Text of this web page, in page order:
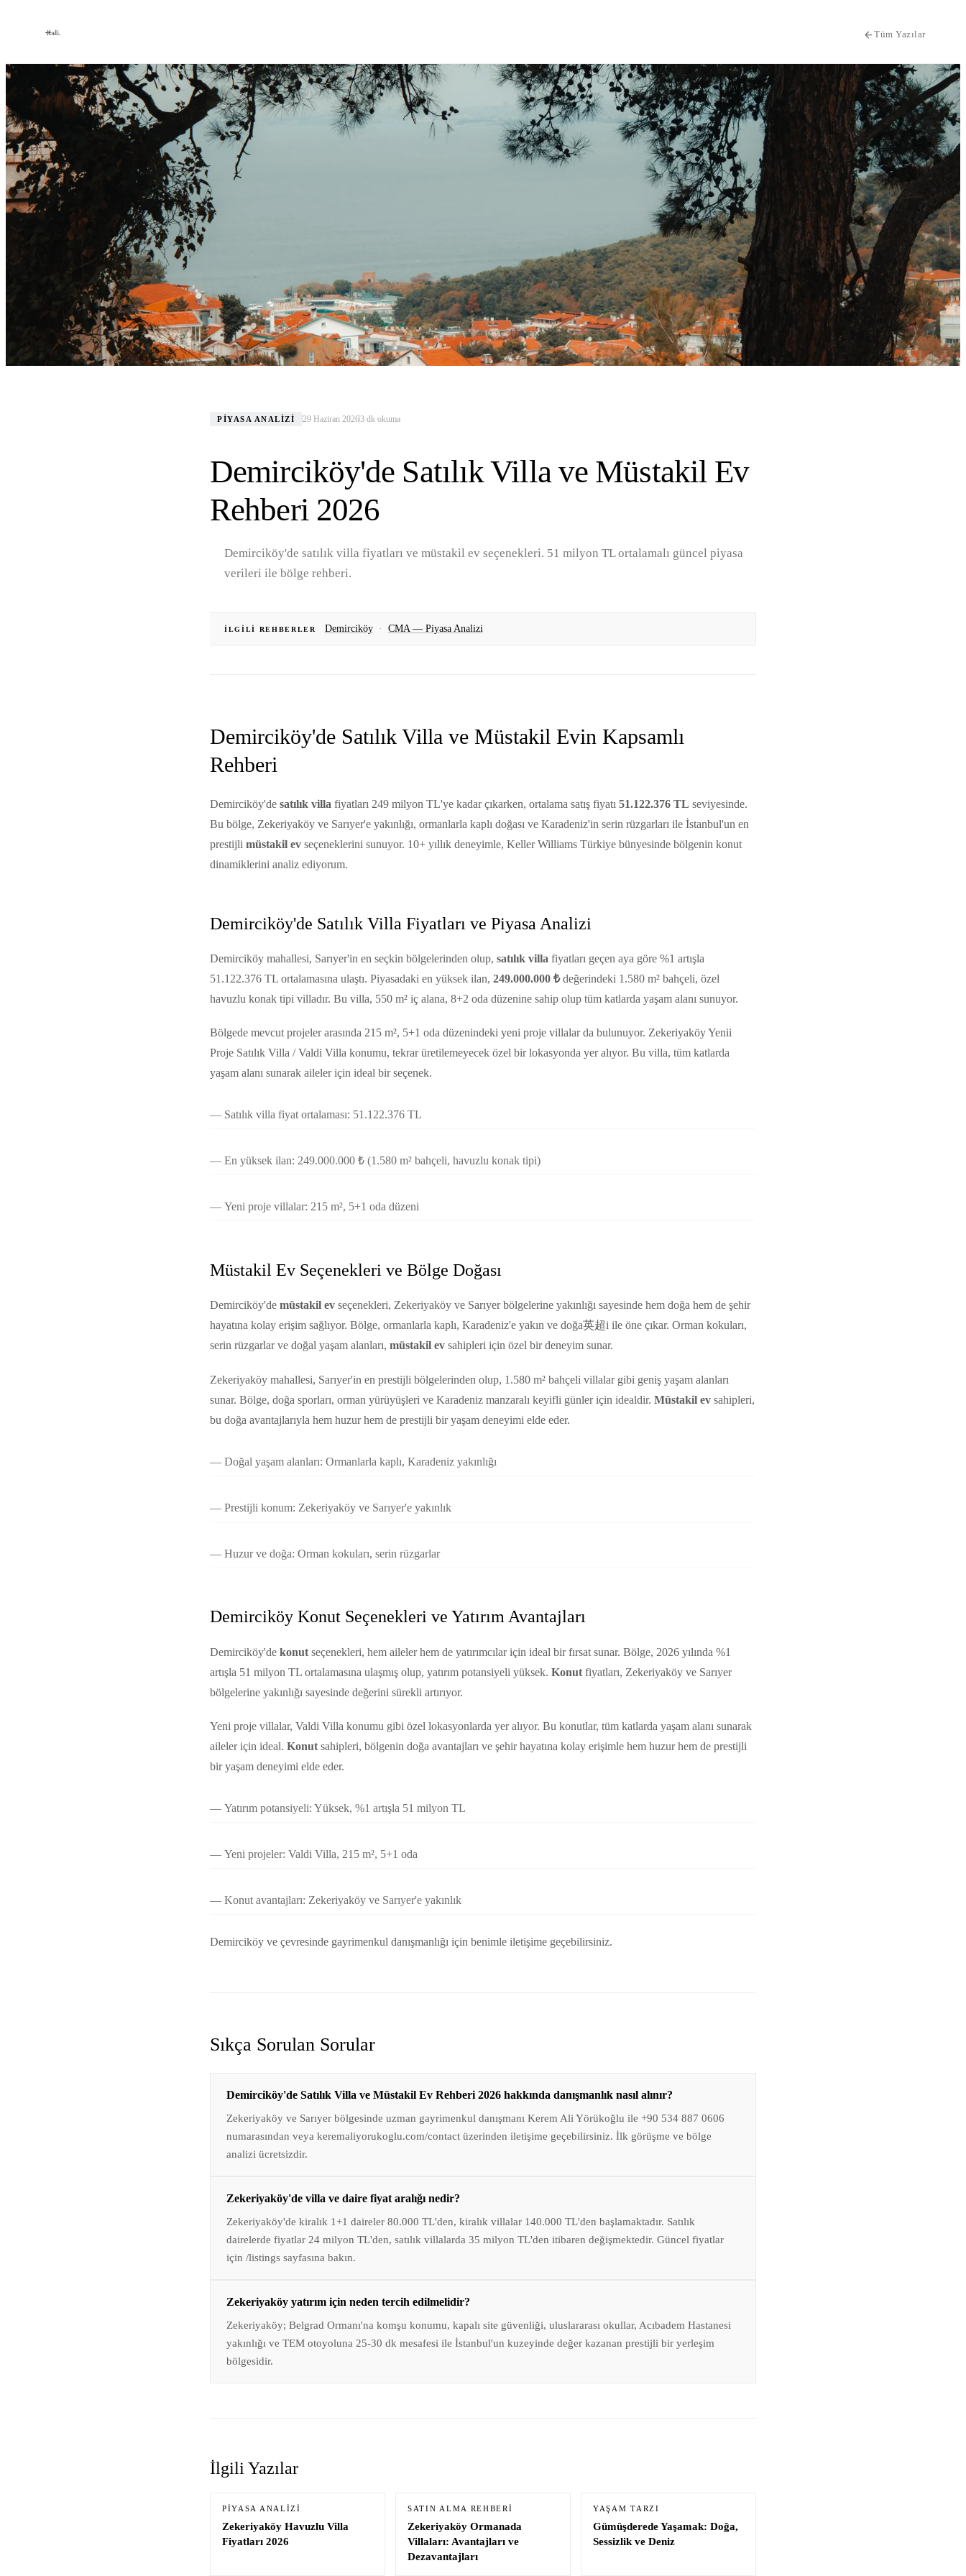
Tüm Yazılar
PIYASA ANALIZI 29 Haziran 20263 dk okuma
Demirciköy'de Satılık Villa ve Müstakil Ev
Rehberi 2026
Demirciköy'de satılık villa fiyatları ve müstakil ev seçenekleri. 51 milyon TL ortalamalı güncel piyasa
verileri ile bölge rehberi.
İLGILI REHBERLER Demirciköy · CMA — Piyasa Analizi
Demirciköy'de Satılık Villa ve Müstakil Evin Kapsamlı
Rehberi
Demirciköy'de satılık villa fiyatları 249 milyon TL'ye kadar çıkarken, ortalama satış fiyatı 51.122.376 TL seviyesinde.
Bu bölge, Zekeriyaköy ve Sarıyer'e yakınlığı, ormanlarla kaplı doğası ve Karadeniz'in serin rüzgarları ile İstanbul'un en
prestijli müstakil ev seçeneklerini sunuyor. 10+ yıllık deneyimle, Keller Williams Türkiye bünyesinde bölgenin konut
dinamiklerini analiz ediyorum.
Demirciköy'de Satılık Villa Fiyatları ve Piyasa Analizi
Demirciköy mahallesi, Sarıyer'in en seçkin bölgelerinden olup, satılık villa fiyatları geçen aya göre %1 artışla
51.122.376 TL ortalamasına ulaştı. Piyasadaki en yüksek ilan, 249.000.000 ₺değerindeki 1.580 m² bahçeli, özel
havuzlu konak tipi villadır. Bu villa, 550 m² iç alana, 8+2 oda düzenine sahip olup tüm katlarda yaşam alanı sunuyor.
Bölgede mevcut projeler arasında 215 m², 5+1 oda düzenindeki yeni proje villalar da bulunuyor. Zekeriyaköy Yenii
Proje Satılık Villa / Valdi Villa konumu, tekrar üretilemeyecek özel bir lokasyonda yer alıyor. Bu villa, tüm katlarda
yaşam alanı sunarak aileler için ideal bir seçenek.
Satılık villa fiyat ortalaması: 51.122.376 TL
En yüksek ilan: 249.000.000 ₺ (1.580 m² bahçeli, havuzlu konak tipi)
Yeni proje villalar: 215 m², 5+1 oda düzeni
Müstakil Ev Seçenekleri ve Bölge Doğası
Demirciköy'de müstakil ev seçenekleri, Zekeriyaköy ve Sarıyer bölgelerine yakınlığı sayesinde hem doğa hem de şehir
hayatına kolay erişim sağlıyor. Bölge, ormanlarla kaplı, Karadeniz'e yakın ve doğa英超i ile öne çıkar. Orman kokuları,
serin rüzgarlar ve doğal yaşam alanları, müstakil ev sahipleri için özel bir deneyim sunar.
Zekeriyaköy mahallesi, Sarıyer'in en prestijli bölgelerinden olup, 1.580 m² bahçeli villalar gibi geniş yaşam alanları
sunar. Bölge, doğa sporları, orman yürüyüşleri ve Karadeniz manzaralı keyifli günler için idealdir. Müstakil ev sahipleri,
bu doğa avantajlarıyla hem huzur hem de prestijli bir yaşam deneyimi elde eder.
Doğal yaşam alanları: Ormanlarla kaplı, Karadeniz yakınlığı
Prestijli konum: Zekeriyaköy ve Sarıyer'e yakınlık
Huzur ve doğa: Orman kokuları, serin rüzgarlar
Demirciköy Konut Seçenekleri ve Yatırım Avantajları
Demirciköy'de konut seçenekleri, hem aileler hem de yatırımcılar için ideal bir fırsat sunar. Bölge, 2026 yılında %1
artışla 51 milyon TL ortalamasına ulaşmış olup, yatırım potansiyeli yüksek. Konut fiyatları, Zekeriyaköy ve Sarıyer
bölgelerine yakınlığı sayesinde değerini sürekli artırıyor.
Yeni proje villalar, Valdi Villa konumu gibi özel lokasyonlarda yer alıyor. Bu konutlar, tüm katlarda yaşam alanı sunarak
aileler için ideal. Konut sahipleri, bölgenin doğa avantajları ve şehir hayatına kolay erişimle hem huzur hem de prestijli
bir yaşam deneyimi elde eder.
Yatırım potansiyeli: Yüksek, %1 artışla 51 milyon TL
Yeni projeler: Valdi Villa, 215 m², 5+1 oda
Konut avantajları: Zekeriyaköy ve Sarıyer'e yakınlık
Demirciköy ve çevresinde gayrimenkul danışmanlığı için benimle iletişime geçebilirsiniz.
Sıkça Sorulan Sorular
Demirciköy'de Satılık Villa ve Müstakil Ev Rehberi 2026 hakkında danışmanlık nasıl alınır?
Zekeriyaköy ve Sarıyer bölgesinde uzman gayrimenkul danışmanı Kerem Ali Yörükoğlu ile +90 534 887 0606
numarasından veya keremaliyorukoglu.com/contact üzerinden iletişime geçebilirsiniz. İlk görüşme ve bölge
analizi ücretsizdir.
Zekeriyaköy'de villa ve daire fiyat aralığı nedir?
Zekeriyaköy'de kiralık 1+1 daireler 80.000 TL'den, kiralık villalar 140.000 TL'den başlamaktadır. Satılık
dairelerde fiyatlar 24 milyon TL'den, satılık villalarda 35 milyon TL'den itibaren değişmektedir. Güncel fiyatlar
için /listings sayfasına bakın.
Zekeriyaköy yatırım için neden tercih edilmelidir?
Zekeriyaköy; Belgrad Ormanı'na komşu konumu, kapalı site güvenliği, uluslararası okullar, Acıbadem Hastanesi
yakınlığı ve TEM otoyoluna 25-30 dk mesafesi ile İstanbul'un kuzeyinde değer kazanan prestijli bir yerleşim
bölgesidir.
İlgili Yazılar
PIYASA ANALIZI
Zekeriyaköy Havuzlu Villa
Fiyatları 2026
SATIN ALMA REHBERI
Zekeriyaköy Ormanada
Villaları: Avantajları ve
Dezavantajları
YAŞAM TARZI
Gümüşderede Yaşamak: Doğa,
Sessizlik ve Deniz